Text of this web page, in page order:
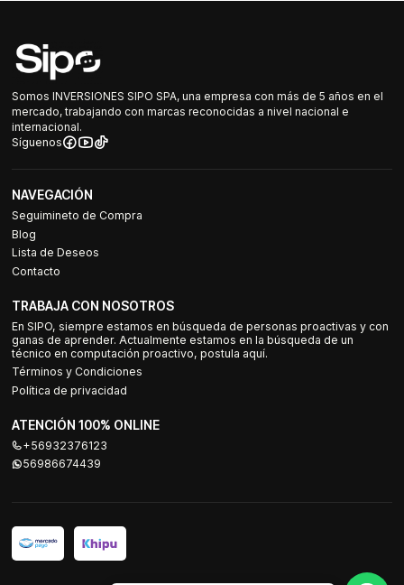
Somos INVERSIONES SIPO SPA, una empresa con más de 5 años en el
mercado, trabajando con marcas reconocidas a nivel nacional e
internacional.
Síguenos
NAVEGACIÓN
Seguimineto de Compra
Blog
Lista de Deseos
Contacto
TRABAJA CON NOSOTROS
En SIPO, siempre estamos en búsqueda de personas proactivas y con
ganas de aprender. Actualmente estamos en la búsqueda de un
técnico en computación proactivo, postula aquí.
Términos y Condiciones
Política de privacidad
ATENCIÓN 100% ONLINE
+56932376123
56986674439